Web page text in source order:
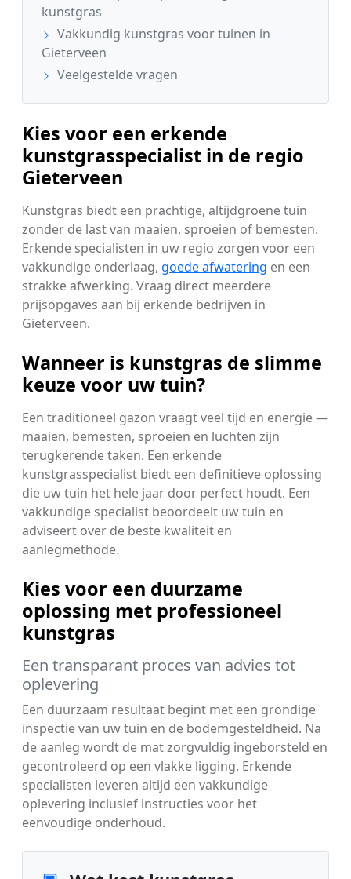
kunstgras
Vakkundig kunstgras voor tuinen in
Gieterveen
Veelgestelde vragen
Kies voor een erkende
kunstgrasspecialist in de regio
Gieterveen
Kunstgras biedt een prachtige, altijdgroene tuin
zonder de last van maaien, sproeien of bemesten.
Erkende specialisten in uw regio zorgen voor een
vakkundige onderlaag, goede afwatering en een
strakke afwerking. Vraag direct meerdere
prijsopgaves aan bij erkende bedrijven in
Gieterveen.
Wanneer is kunstgras de slimme
keuze voor uw tuin?
Een traditioneel gazon vraagt veel tijd en energie —
maaien, bemesten, sproeien en luchten zijn
terugkerende taken. Een erkende
kunstgrasspecialist biedt een definitieve oplossing
die uw tuin het hele jaar door perfect houdt. Een
vakkundige specialist beoordeelt uw tuin en
adviseert over de beste kwaliteit en
aanlegmethode.
Kies voor een duurzame
oplossing met professioneel
kunstgras
Een transparant proces van advies tot
oplevering
Een duurzaam resultaat begint met een grondige
inspectie van uw tuin en de bodemgesteldheid. Na
de aanleg wordt de mat zorgvuldig ingeborsteld en
gecontroleerd op een vlakke ligging. Erkende
specialisten leveren altijd een vakkundige
oplevering inclusief instructies voor het
eenvoudige onderhoud.